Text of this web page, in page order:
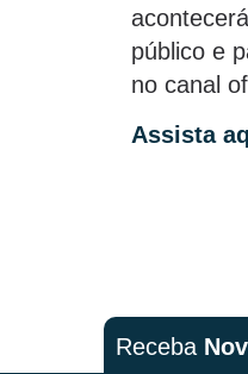
público e
no canal
Assista
Receba